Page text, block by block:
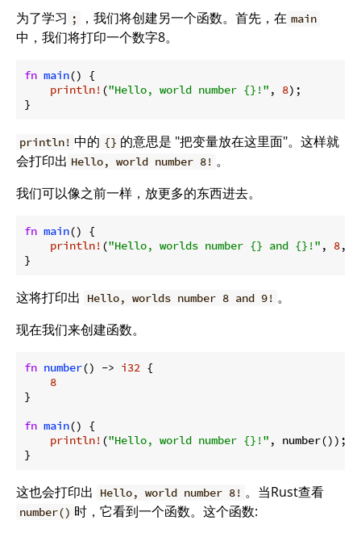
为了学习 ; ，我们将创建另一个函数。首先，在 main
中，我们将打印一个数字8。
fn main() {
println! ("Hello, world number {}!" , 8);
}
println! 中的 {} 的意思是 "把变量放在这里面"。这样就
会打印出 Hello, world number 8! 。
我们可以像之前一样，放更多的东西进去。
fn main() {
println! ("Hello, worlds number {} and {}!" , 8,
}
这将打印出 Hello, worlds number 8 and 9! 。
现在我们来创建函数。
fn number() -> i32 {
8
}
fn main() {
println! ("Hello, world number {}!" , number());
}
这也会打印出 Hello, world number 8! 。当Rust查看
number() 时，它看到一个函数。这个函数: